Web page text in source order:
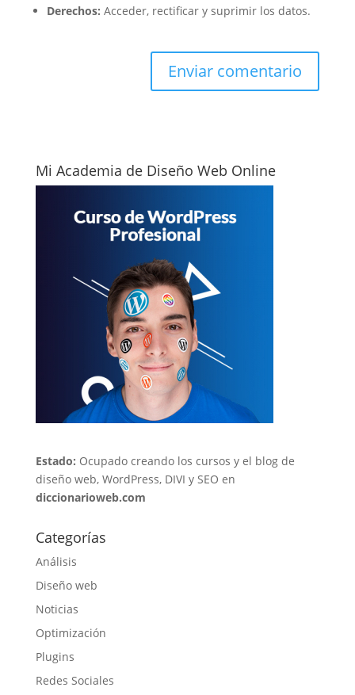
Derechos: Acceder, rectificar y suprimir los datos.
Mi Academia de Diseño Web Online
Estado: Ocupado creando los cursos y el blog de
diseño web, WordPress, DIVI y SEO en
diccionarioweb.com
Categorías
Análisis
Diseño web
Noticias
Optimización
Plugins
Redes Sociales